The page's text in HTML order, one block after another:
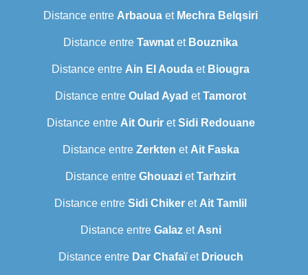
Distance entre Arbaoua et Mechra Belqsiri
Distance entre Tawnat et Bouznika
Distance entre Ain El Aouda et Biougra
Distance entre Oulad Ayad etTamorot
Distance entre Ait OuriretSidi Redouane
Distance entre Zerkten et Ait Faska
Distance entre Ghouazi etTarhzirt
Distance entre Sidi Chiker et Ait Tamlil
Distance entre Galazet Asni
Distance entre Dar Chafaïet Driouch